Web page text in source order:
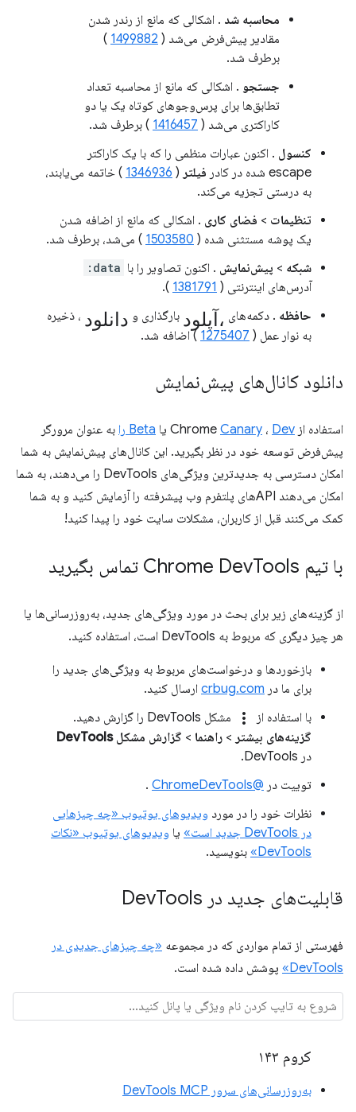
محاسبه شد . اشکالی که مانع از رندر شدن
مقادیر پیش‌فرض می‌شد ( 1499882
)
برطرف شد.
جستجو . اشکالی که مانع از محاسبه تعداد
تطابق‌ها برای پرس‌وجوهای کوتاه یک یا دو
کاراکتری می‌شد ( 1416457 ) برطرف شد.
کنسول . اکنون عبارات منظمی را که با یک کاراکتر
escape شده در کادر
فیلتر (
1346936 ) خاتمه می‌یابند،
به درستی تجزیه می‌کند.
تنظیمات > فضای کاری . اشکالی که مانع از اضافه شدن
یک پوشه مستثنی شده ( 1503580 ) می‌شد، برطرف شد.
شبکه > پیش‌نمایش . اکنون تصاویر را با data:
آدرس‌های اینترنتی ( 1381791
).
حافظه . دکمه‌های آپلود، بارگذاری و دانلود ، ذخیره
به نوار عمل ( 1275407 ) اضافه شد.
دانلود کانال‌های پیش‌نمایش
استفاده از Chrome Canary ، Dev یا Beta را
به عنوان مرورگر
پیش‌فرض توسعه خود در نظر بگیرید. این کانال‌های پیش‌نمایش به شما
امکان دسترسی به جدیدترین ویژگی‌های DevTools را می‌دهند، به شما
امکان می‌دهند APIهای پلتفرم وب پیشرفته را آزمایش کنید و به شما
کمک می‌کنند قبل از کاربران، مشکلات سایت خود را پیدا کنید!
با تیم Chrome Dev Tools تماس بگیرید
از گزینه‌های زیر برای بحث در مورد ویژگی‌های جدید، به‌روزرسانی‌ها یا
هر چیز دیگری که مربوط به DevTools است، استفاده کنید.
بازخوردها و درخواست‌های مربوط به ویژگی‌های جدید را
برای ما در crbug.com ارسال کنید.
با استفاده از
more_vert
مشکل DevTools را گزارش دهید.
گزینه‌های بیشتر > راهنما > گزارش مشکل DevTools
در DevTools.
توییت در @ChromeDevTools
.
نظرات خود را در مورد ویدیوهای یوتیوب «چه چیزهایی
در DevTools جدید است»
یا ویدیوهای یوتیوب «نکات
DevTools»
بنویسید.
قابلیت‌های جدید در Dev Tools
فهرستی از تمام مواردی که در مجموعه «چه چیزهای جدیدی در
DevTools»
پوشش داده شده است.
کروم ۱۴۳
به‌روزرسانی‌های سرور DevTools MCP